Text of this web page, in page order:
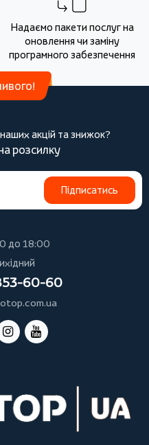
Надаємо пакети послуг на
оновлення чи заміну
програмного забезпечення
акцій та знижок?
розсилку
Підписатись
до 18:00
60-60